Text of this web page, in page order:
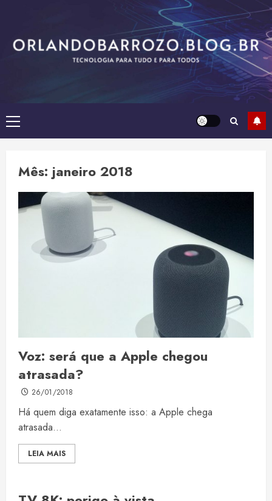
content
Primary
Menu
Mês: janeiro 2018
Voz: será que a Apple chegou
atrasada?
26/01/2018
Há quem diga exatamente isso: a Apple chega
atrasada...
LEIA MAIS